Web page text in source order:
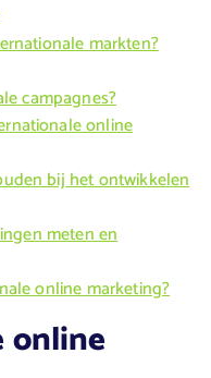
markten?
campagnes?
online
bij het ontwikkelen
meten en
online marketing?
online